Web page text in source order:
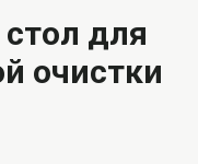
для
очистки